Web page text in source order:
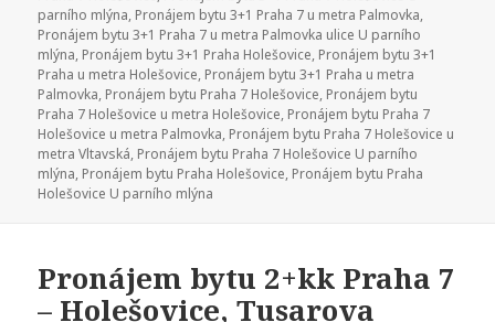
parního mlýna, Pronájem bytu 3+1 Praha 7 u metra Palmovka,
Pronájem bytu 3+1 Praha 7 u metra Palmovka ulice U parního
mlýna, Pronájem bytu 3+1 Praha Holešovice, Pronájem bytu 3+1
Praha u metra Holešovice, Pronájem bytu 3+1 Praha u metra
Palmovka, Pronájem bytu Praha 7 Holešovice, Pronájem bytu
Praha 7 Holešovice u metra Holešovice, Pronájem bytu Praha 7
Holešovice u metra Palmovka, Pronájem bytu Praha 7 Holešovice u
metra Vltavská, Pronájem bytu Praha 7 Holešovice U parního
mlýna, Pronájem bytu Praha Holešovice, Pronájem bytu Praha
Holešovice U parního mlýna
Pronájem bytu 2+kk Praha 7
– Holešovice, Tusarova